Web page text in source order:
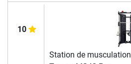
10
Station de musculation